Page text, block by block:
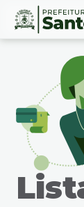
Ir
Conteúdo